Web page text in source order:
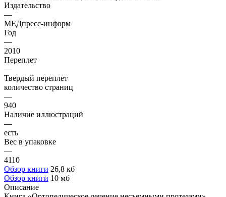
Издательство
—
МЕДпресс-информ
Год
—
2010
Переплет
—
Твердый переплет
количество страниц
—
940
Наличие иллюстраций
—
есть
Вес в упаковке
—
4110
Обзор книги 26,8 кб
Обзор книги 10 мб
Описание